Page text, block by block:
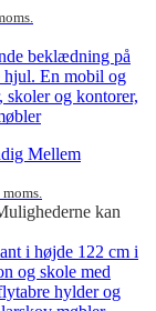
Mellem
kan